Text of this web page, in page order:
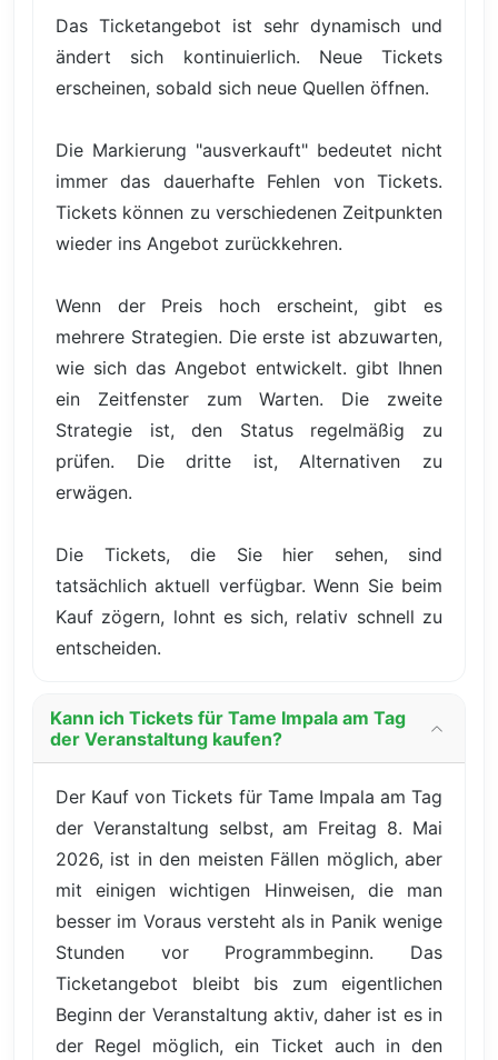
Das Ticketangebot ist sehr dynamisch und
ändert sich kontinuierlich. Neue Tickets
erscheinen, sobald sich neue Quellen öffnen.
Die Markierung "ausverkauft" bedeutet nicht
immer das dauerhafte Fehlen von Tickets.
Tickets können zu verschiedenen Zeitpunkten
wieder ins Angebot zurückkehren.
Wenn der Preis hoch erscheint, gibt es
mehrere Strategien. Die erste ist abzuwarten,
wie sich das Angebot entwickelt. gibt Ihnen
ein Zeitfenster zum Warten. Die zweite
Strategie ist, den Status regelmäßig zu
prüfen. Die dritte ist, Alternativen zu
erwägen.
Die Tickets, die Sie hier sehen, sind
tatsächlich aktuell verfügbar. Wenn Sie beim
Kauf zögern, lohnt es sich, relativ schnell zu
entscheiden.
Kann ich Tickets für Tame Impala am Tag
der Veranstaltung kaufen?
Der Kauf von Tickets für Tame Impala am Tag
der Veranstaltung selbst, am Freitag 8. Mai
2026, ist in den meisten Fällen möglich, aber
mit einigen wichtigen Hinweisen, die man
besser im Voraus versteht als in Panik wenige
Stunden vor Programmbeginn. Das
Ticketangebot bleibt bis zum eigentlichen
Beginn der Veranstaltung aktiv, daher ist es in
der Regel möglich, ein Ticket auch in den